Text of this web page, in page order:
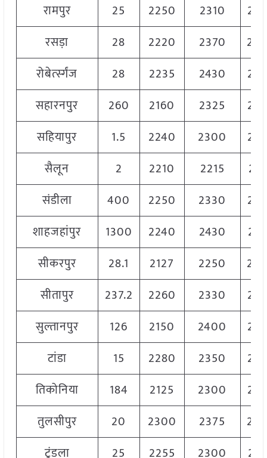
रामपुर
25 2250 2310
रसड़ा
28 2220 2370
रोबेर्त्स्गंज
28 2235 2430
सहारनपुर
260 2160 2325
सहियापुर
1.5 2240 2300
सैलून
2 2210 2215
संडीला
400 2250 2330
शाहजहांपुर
1300 2240 2430
सीकरपुर
28.1 2127 2250
सीतापुर
237.2 2260 2330
सुल्तानपुर
126 2150 2400
टांडा
15 2280 2350
तिकोनिया
184 2125 2300
तुलसीपुर
20 2300 2375
टुंडला
25 2255 2300